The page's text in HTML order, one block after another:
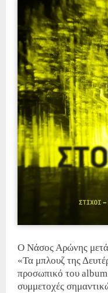
Ο Νάσος Αρώνης μετά
«Τα μπλουζ της
προσωπικό του
συμμετοχές